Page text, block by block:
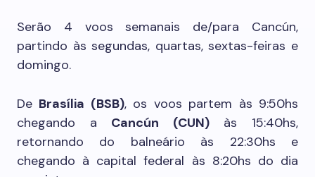
Serão 4 voos semanais de/para Cancún,
partindo às segundas, quartas, sextas-feiras e
domingo.
De Brasília (BSB), os voos partem às 9:50hs
chegando a Cancún (CUN)às 15:40hs,
retornando do balneário às 22:30hs e
chegando à capital federal às 8:20hs do dia